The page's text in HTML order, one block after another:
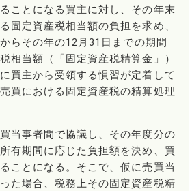
ことになる買主に対し、その年末
固定資産税相当額の負担を求め、
らその年の12月31日までの期間
相当額（「固定資産税精算金」）
買主から受領する慣習が定着して
買における固定資産税の精算処理
当事者間で協議し、その年度分の
有期間に応じた負担額を決め、買
ことになる。そこで、仮に売買当
た場合、税務上その固定資産税精